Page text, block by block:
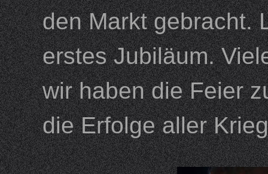
den Markt gebracht.
erstes Jubiläum.
wir haben die Feier
die Erfolge aller